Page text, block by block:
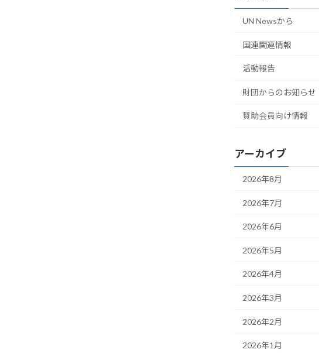
UN Newsから
国連関連情報
活動報告
財団からのお知らせ
賛助会員向け情報
アーカイブ
2026年8月
2026年7月
2026年6月
2026年5月
2026年4月
2026年3月
2026年2月
2026年1月